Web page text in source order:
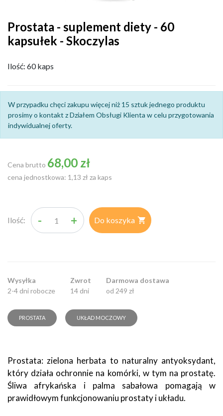
Prostata - suplement diety - 60
kapsułek - Skoczylas
Ilość: 60 kaps
W przypadku chęci zakupu więcej niż 15 sztuk jednego produktu
prosimy o kontakt z Działem Obsługi Klienta w celu przygotowania
indywidualnej oferty.
Cena brutto 68,00 zł
cena jednostkowa: 1,13 zł za kaps
Ilość: - + Do koszyka 
Wysyłka
2-4 dni robocze
Zwrot
14 dni
Darmowa dostawa
od 249 zł
PROSTATA UKŁAD MOCZOWY
Prostata: zielona herbata to naturalny antyoksydant,
który działa ochronnie na komórki, w tym na prostatę.
Śliwa afrykańska i palma sabałowa pomagają w
prawidłowym funkcjonowaniu prostaty i układu.